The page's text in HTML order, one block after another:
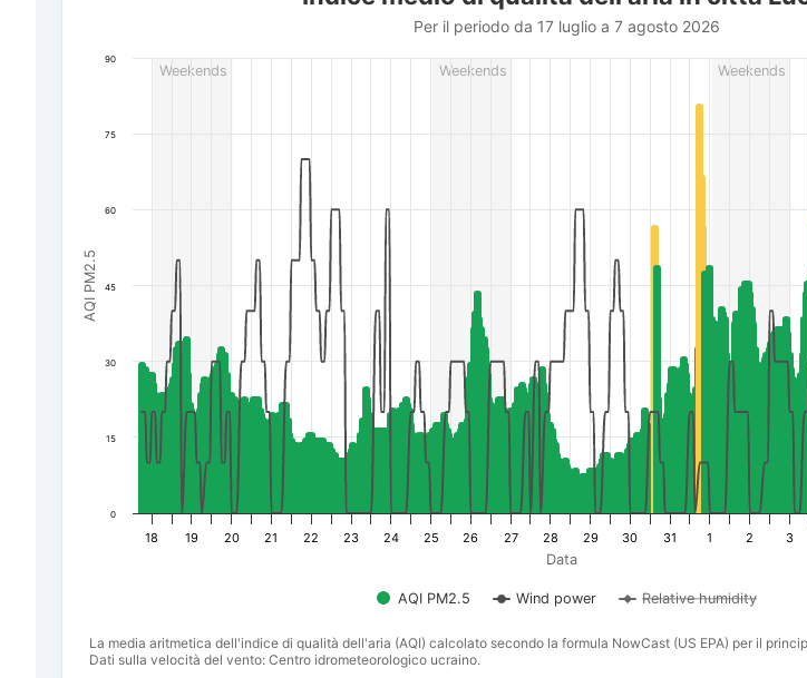
The chart has 3 Y axes displaying AQI PM2.5, Wind power (m/s), and Relative humidity (%).
La media aritmetica dell'indice di qualità dell'aria (AQI) calcolato secondo la formula NowCast (US EPA) per il
Dati sulla velocità del vento: Centro idrometeorologico ucraino.
Weekends
Weekends
Weekends
Data
AQI PM2.5
Per il periodo da 17 luglio a 7 agosto 2026
AQI PM2.5 Wind power Relative humidity
18 19 20 21 22 23 24 25 26 27 28 29 30 31 1 2 3
0
15
30
45
60
75
90